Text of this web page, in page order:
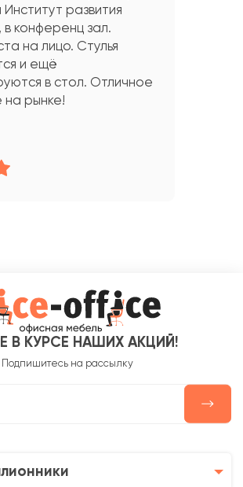
Институт развития
в конференц зал.
на лицо. Стулья
и ещё
в стол. Отличное
на рынке!
В КУРСЕ НАШИХ АКЦИЙ!
Подпишитесь на рассылку